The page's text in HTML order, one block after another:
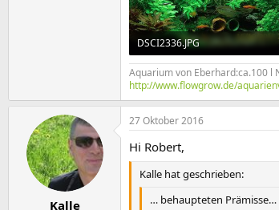
DSCI2336.JPG
268,2 KB · Aufrufe: 2.051
Aquarium von Eberhard:ca.100 l
http://www.flowgrow.de/
Kalle
27 Oktober 2016
Hi Robert,
Kalle hat geschrieben:
… behaupteten Prämisse…